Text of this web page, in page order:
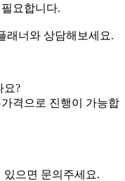
요합니다.
래너와 상담해보세요.
요?
격으로 진행이 가능합
있으면 문의주세요.